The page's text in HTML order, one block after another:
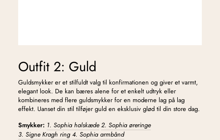
Outfit 2: Guld
Guldsmykker er et stilfuldt valg til konfirmationen og giver et varmt,
elegant look. De kan bæres alene for et enkelt udtryk eller
kombineres med flere guldsmykker for en moderne lag på lag
effekt. Uanset din stil tilføjer guld en eksklusiv glød til din store dag.
Smykker: 1. Sophia halskæde 2. Sophia øreringe
3. Signe Kragh ring 4. Sophia armbånd